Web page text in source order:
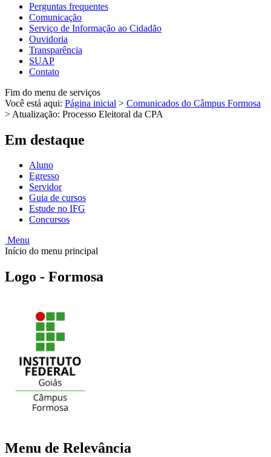
Perguntas frequentes
Comunicação
Serviço de Informação ao Cidadão
Ouvidoria
Transparência
SUAP
Contato
Fim do menu de serviços
Você está aqui: Página inicial > Comunicados do Câmpus Formosa
> Atualização: Processo Eleitoral da CPA
Em destaque
Aluno
Egresso
Servidor
Guia de cursos
Estude no IFG
Concursos
Menu
Início do menu principal
Logo - Formosa
Menu de Relevância